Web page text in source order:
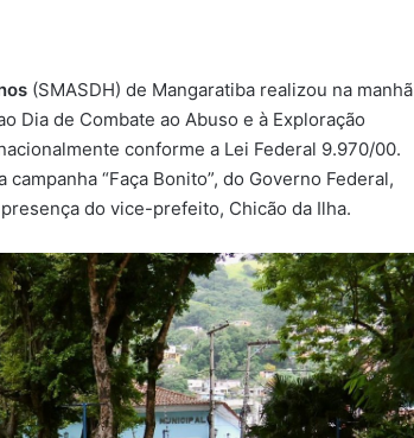
(SMASDH) de Mangaratiba realizou na manhã
Dia de Combate ao Abuso e à Exploração
conforme a Lei Federal 9.970/00.
“Faça Bonito”, do Governo Federal,
do vice-prefeito, Chicão da Ilha.